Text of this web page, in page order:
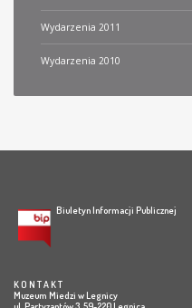
Wydarzenia 2011
Wydarzenia 2010
Biuletyn Informacji Publicznej
K O N T A K T
Muzeum Miedzi w Legnicy
ul. Partyzantów 3, 59-220 Legnica